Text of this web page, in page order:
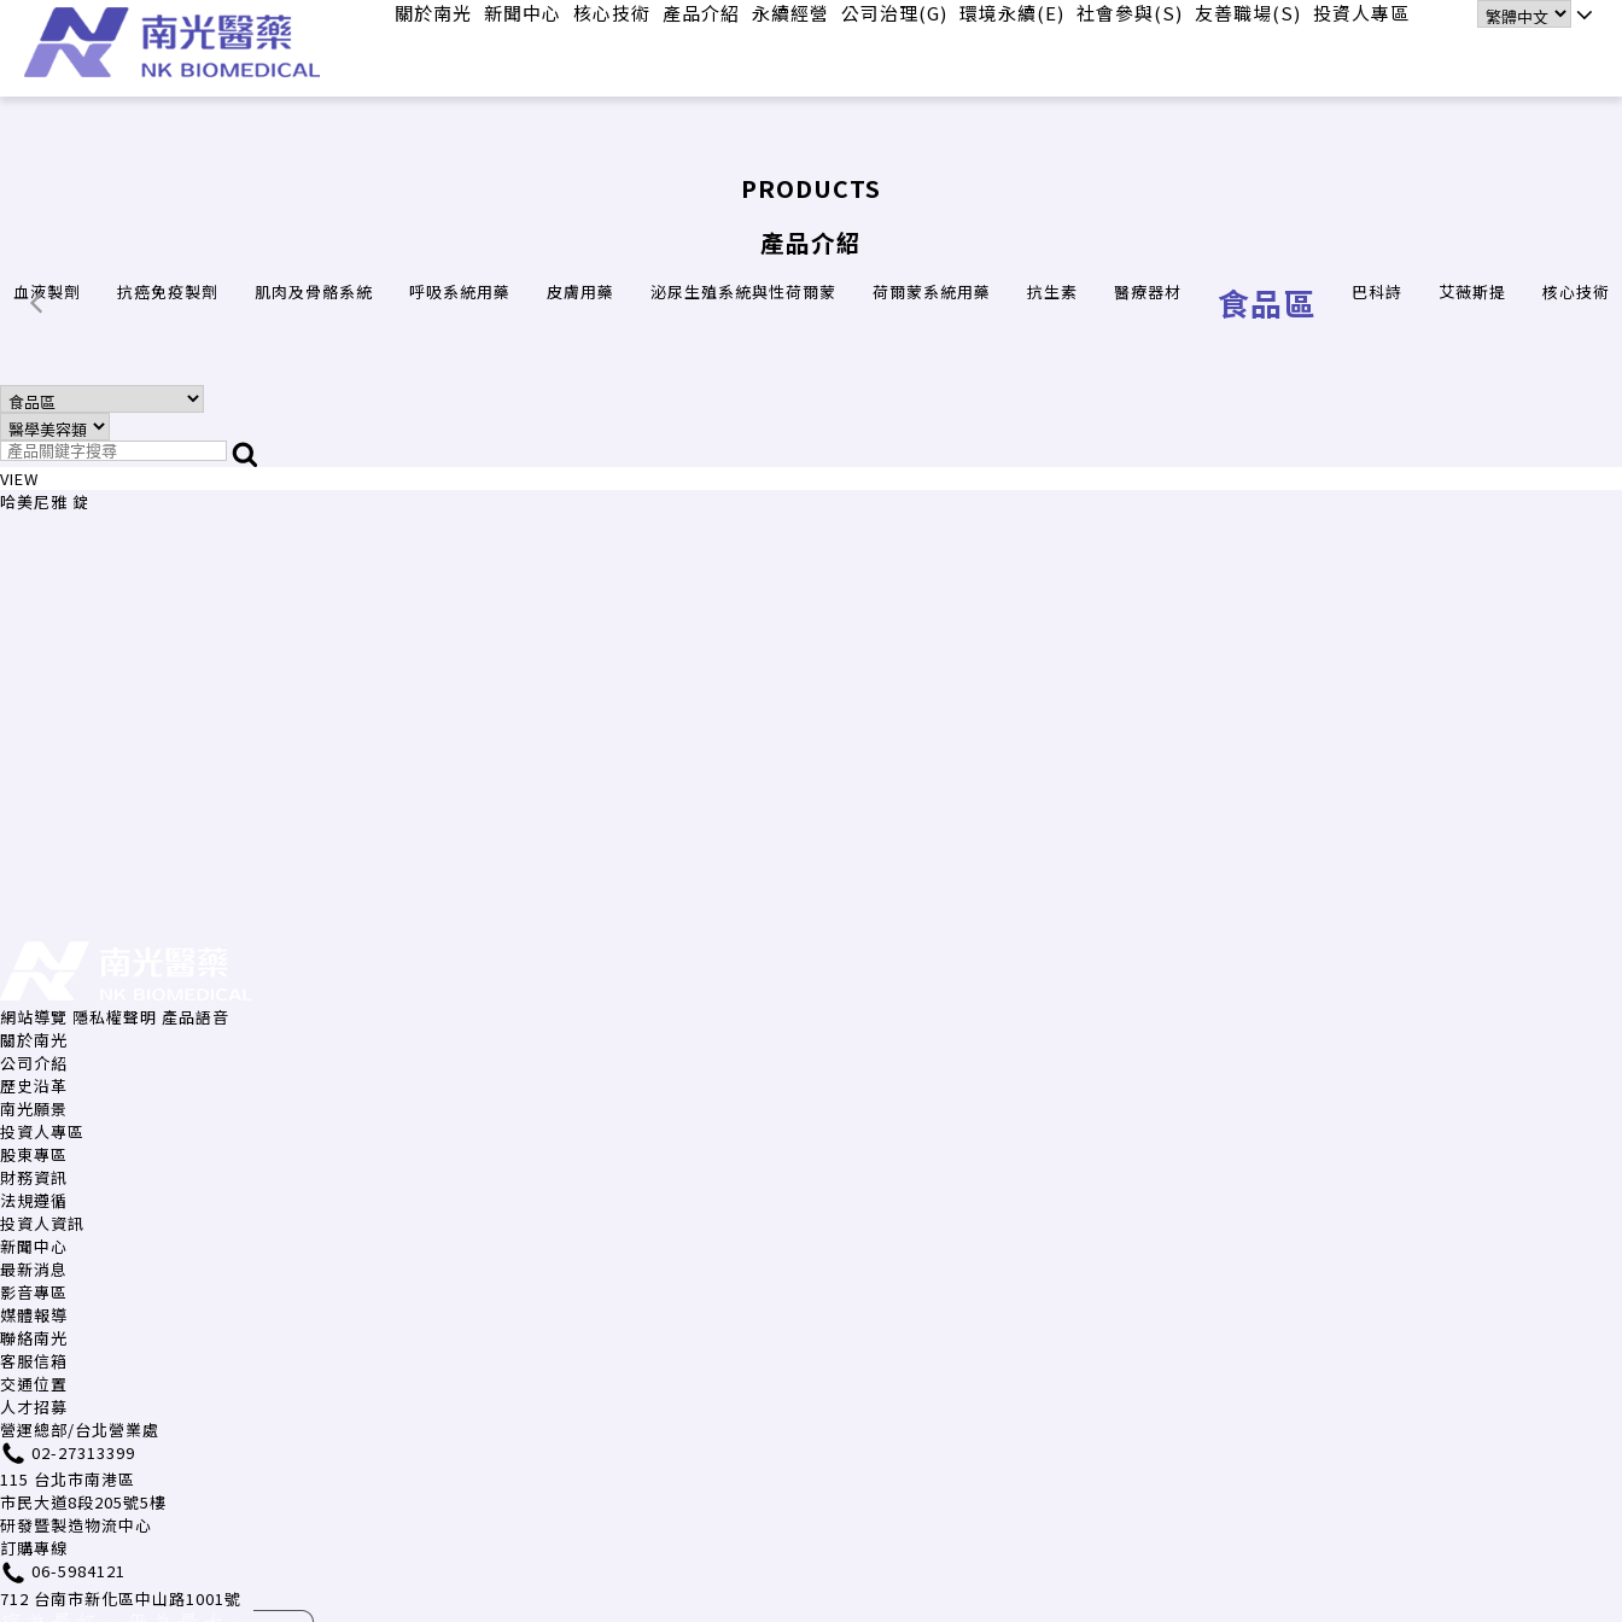
關於南光 新聞中心 核心技術 產品介紹 永續經營 公司治理(G) 環境永續(E) 社會參與(S) 友善職場(S) 投資人專區
PRODUCTS
產品介紹
血液製劑 抗癌免疫製劑 肌肉及骨骼系統 呼吸系統用藥 皮膚用藥 泌尿生殖系統與性荷爾蒙 荷爾蒙系統用藥 抗生素 醫療器材 食品區 巴科詩 艾薇斯提 核心技術
VIEW
哈美尼雅 錠
網站導覽 隱私權聲明 產品語音
關於南光
公司介紹
歷史沿革
南光願景
投資人專區
股東專區
財務資訊
法規遵循
投資人資訊
新聞中心
最新消息
影音專區
媒體報導
聯絡南光
客服信箱
交通位置
人才招募
營運總部/台北營業處
02-27313399
115 台北市南港區
市民大道8段205號5樓
研發暨製造物流中心
訂購專線
06-5984121
712 台南市新化區中山路1001號